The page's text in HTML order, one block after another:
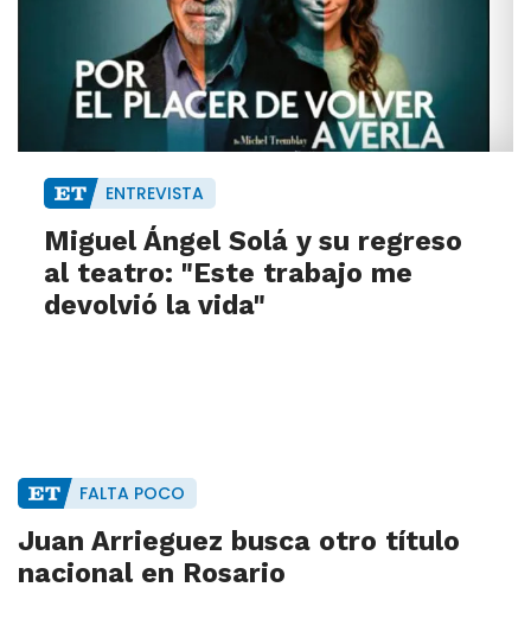
ENTREVISTA
Miguel Ángel Solá y su regreso
al teatro: "Este trabajo me
devolvió la vida"
FALTA POCO
Juan Arrieguez busca otro título
nacional en Rosario